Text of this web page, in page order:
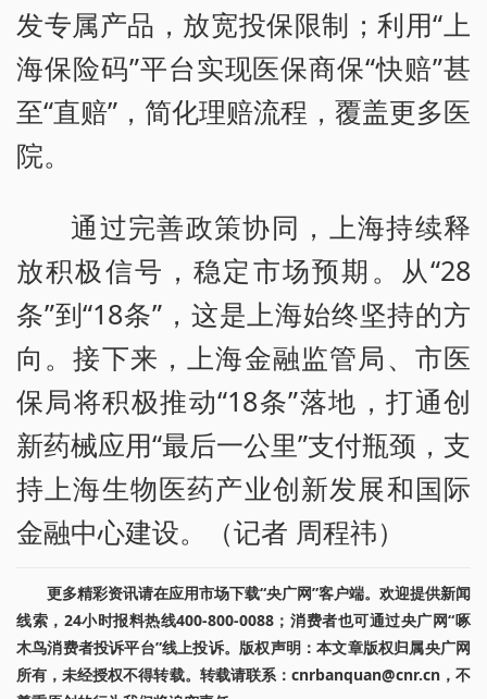
发专属产品，放宽投保限制；利用“上
海保险码”平台实现医保商保“快赔”甚
至“直赔”，简化理赔流程，覆盖更多医
院。
通过完善政策协同，上海持续释
放积极信号，稳定市场预期。从“28
条”到“18条”，这是上海始终坚持的方
向。接下来，上海金融监管局、市医
保局将积极推动“18条”落地，打通创
新药械应用“最后一公里”支付瓶颈，支
持上海生物医药产业创新发展和国际
金融中心建设。（记者 周程祎）
更多精彩资讯请在应用市场下载“央广网”客户端。欢迎提供新闻
线索，24小时报料热线400-800-0088；消费者也可通过央广网“啄
木鸟消费者投诉平台”线上投诉。版权声明：本文章版权归属央广网
所有，未经授权不得转载。转载请联系：cnrbanquan@cnr.cn，不